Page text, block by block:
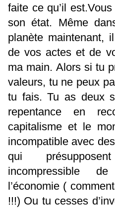
faite ce qu’il
son état. Même
planète maintenant,
de vos actes et de
ma main. Alors si tu
valeurs, tu ne peux
tu fais. Tu as deux
repentance en
capitalisme et le
incompatible avec
qui
incompressible
l’économie (
!!!) Ou tu cesses